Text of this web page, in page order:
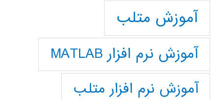
آموزش متلب
آموزش نرم افزار MATLAB
آموزش نرم افزار متلب